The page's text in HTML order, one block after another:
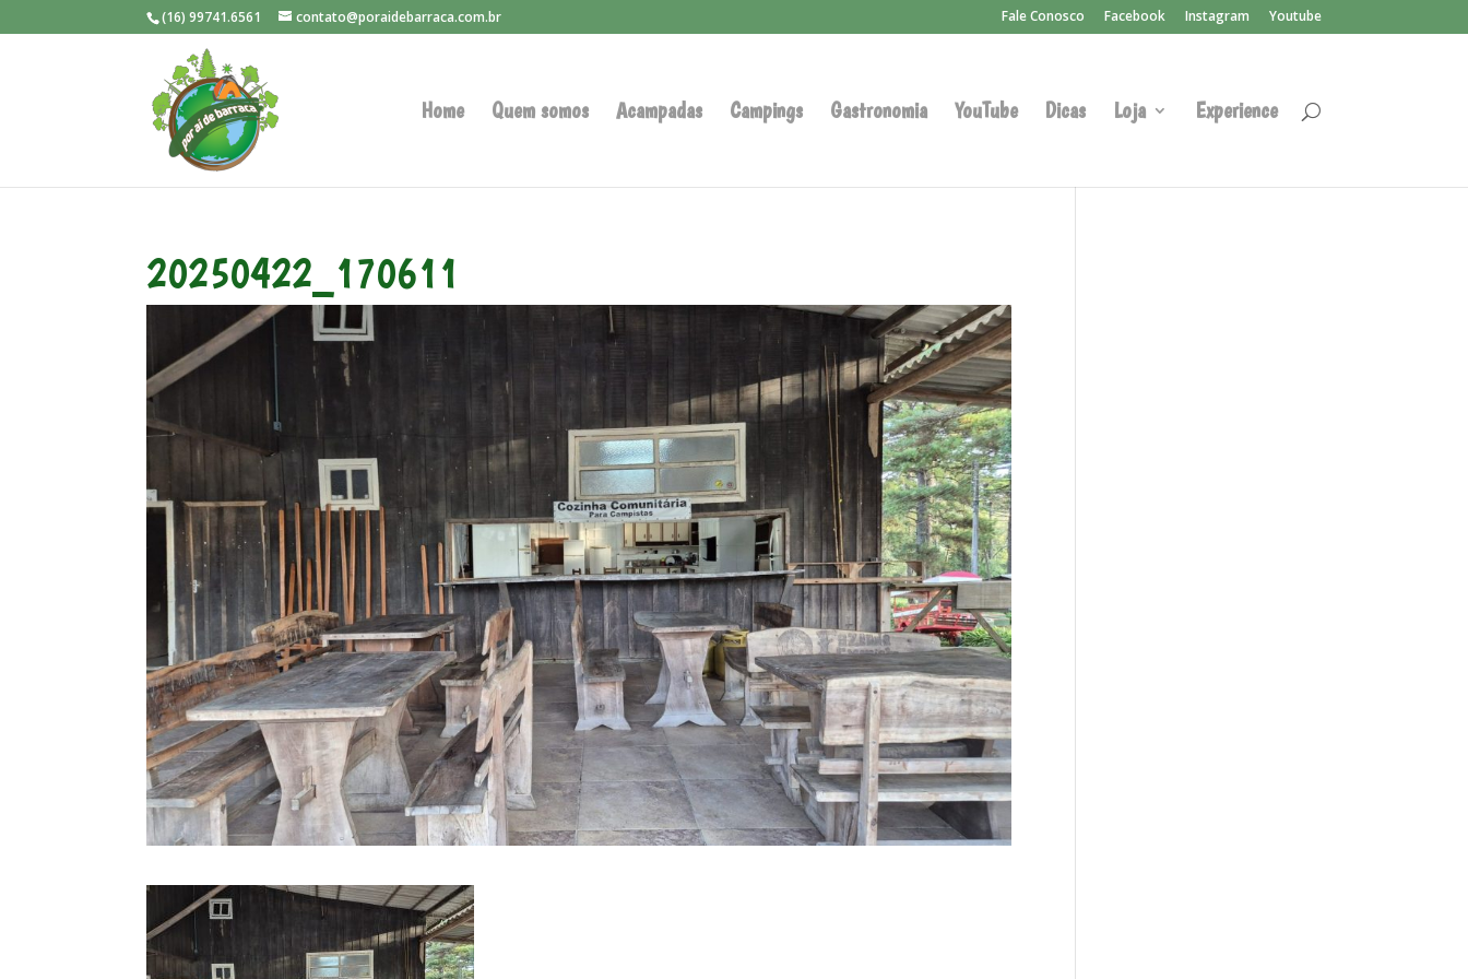
(16) 99741.6561 contato@poraidebarraca.com.br Fale Conosco Facebook Instagram Youtube
Home Quem somos Acampadas Campings Gastronomia YouTube Dicas Loja Experience
20250422_170611